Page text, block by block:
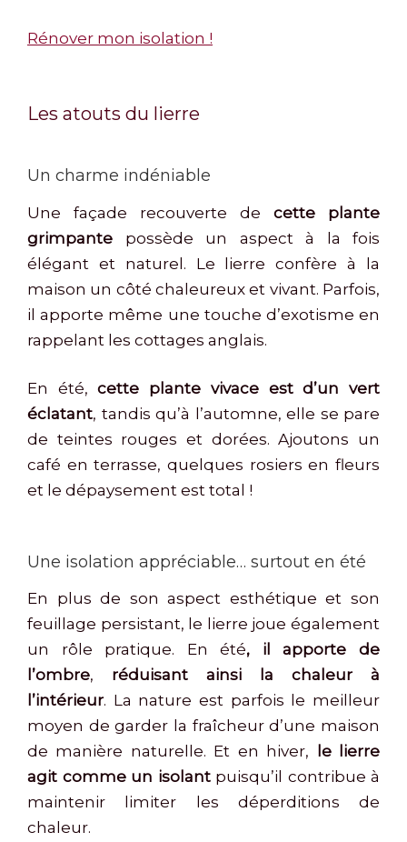
Rénover mon isolation !
Les atouts du lierre
Un charme indéniable
Une façade recouverte de cette plante
grimpante possède un aspect à la fois
élégant et naturel. Le lierre confère à la
maison un côté chaleureux et vivant. Parfois,
il apporte même une touche d’exotisme en
rappelant les cottages anglais.
En été,cette plante vivace est d’un vert
éclatant, tandis qu’à l’automne, elle se pare
de teintes rouges et dorées. Ajoutons un
café en terrasse, quelques rosiers en fleurs
et le dépaysement est total !
Une isolation appréciable… surtout en été
En plus de son aspect esthétique et son
feuillage persistant, le lierre joue également
un rôle pratique. En été, il apporte de
l’ombre, réduisant ainsi la chaleur à
l’intérieur. La nature est parfois le meilleur
moyen de garder la fraîcheur d’une maison
de manière naturelle. Et en hiver,
le lierre
agit comme un isolantpuisqu’il contribue à
maintenir limiter les déperditions de
chaleur.